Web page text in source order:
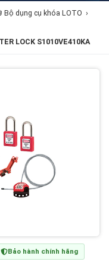
Bộ dụng cụ khóa LOTO ›
LOCK S1010VE410KA
Bảo hành chính hãng